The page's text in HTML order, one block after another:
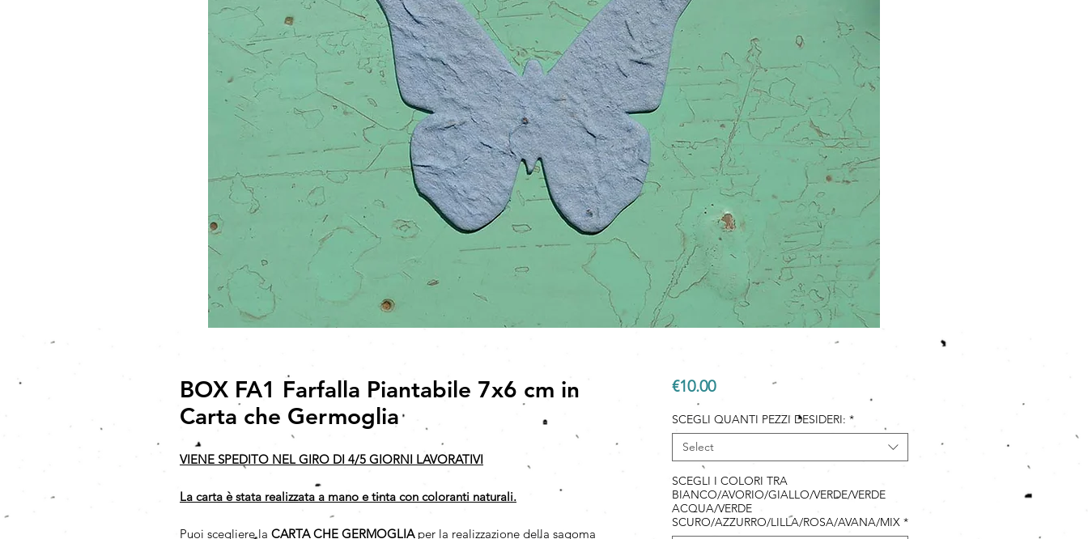
BOX FA1 Farfalla Piantabile 7x6 cm in
Carta che Germoglia
VIENE SPEDITO NEL GIRO DI 4/5 GIORNI LAVORATIVI
La carta è stata realizzata a mano e tinta con coloranti naturali.
Puoi scegliere la CARTA CHE GERMOGLIAper la realizzazione della sagoma
€10.00Price
SCEGLI QUANTI PEZZI DESIDERI: *
Select
SCEGLI I COLORI TRA
BIANCO/AVORIO/GIALLO/VERDE/VERDE
ACQUA/VERDE
SCURO/AZZURRO/LILLA/ROSA/AVANA/MIX *